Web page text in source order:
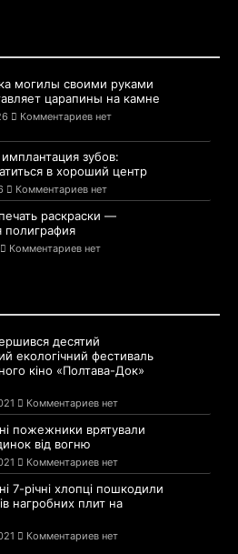
могилы своими руками
царапины на камне
Комментариев нет
зубов:
в хороший центр
Комментариев нет
раскраски —
полиграфия
Комментариев нет
десятий
екологічний фестиваль
кіно «Полтава-Док»
Комментариев нет
пожежники врятували
від вогню
Комментариев нет
7-річні хлопці пошкодили
нагробних плит на
Комментариев нет